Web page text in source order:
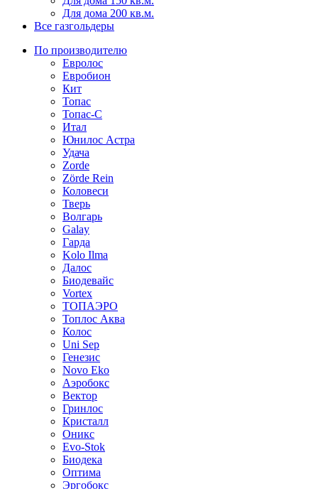
Для дома 200 кв.м.
Все газгольдеры
По производителю
Евролос
Евробион
Кит
Топас
Топас-С
Итал
Юнилос Астра
Удача
Zorde
Zörde Rein
Коловеси
Тверь
Волгарь
Galay
Гарда
Kolo Ilma
Далос
Биодевайс
Vortex
ТОПАЭРО
Топлос Аква
Колос
Uni Sep
Генезис
Novo Eko
Аэробокс
Вектор
Гринлос
Кристалл
Оникс
Evo-Stok
Биодека
Оптима
Эргобокс